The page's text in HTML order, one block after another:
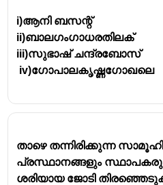
i)ആനി ബസന്റ്
ii)ബാലഗംഗാധരതിലക്
iii)സുഭാഷ് ചന്ദ്രബോസ്
iv)ഗോപാലകൃഷ്ണഗോഖലെ
താഴെ തന്നിരിക്കുന്ന
പ്രസ്ഥാനങ്ങളും
ശരിയായ ജോടി